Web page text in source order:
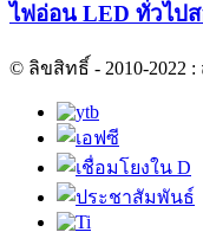
ไฟอ่อน LED ทั่วไป
© ลิขสิทธิ์ - 2010-2022